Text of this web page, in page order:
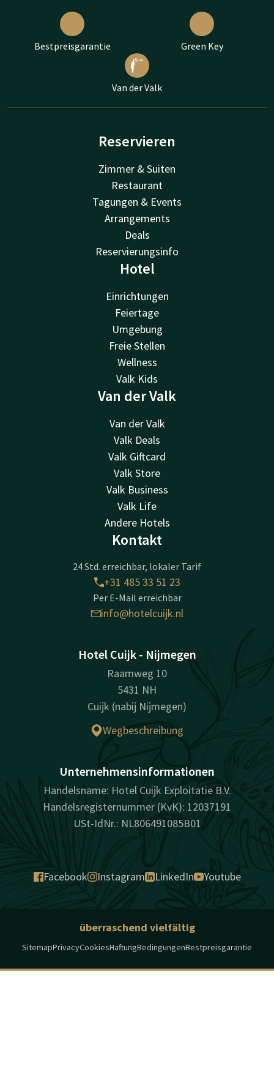
Bestpreisgarantie Green Key
Van der Valk
Reservieren
Zimmer & Suiten
Restaurant
Tagungen & Events
Arrangements
Deals
Reservierungsinfo
Hotel
Einrichtungen
Feiertage
Umgebung
Freie Stellen
Wellness
Valk Kids
Van der Valk
Van der Valk
Valk Deals
Valk Giftcard
Valk Store
Valk Business
Valk Life
Andere Hotels
Kontakt
24 Std. erreichbar, lokaler Tarif
+31 485 33 51 23
Per E-Mail erreichbar
info@hotelcuijk.nl
Hotel Cuijk - Nijmegen
Raamweg 10
5431 NH
Cuijk (nabij Nijmegen)
Wegbeschreibung
Unternehmensinformationen
Handelsname: Hotel Cuijk Exploitatie B.V.
Handelsregisternummer (KvK): 12037191
USt-IdNr.: NL806491085B01
Facebook Instagram LinkedIn Youtube
überraschend vielfältig
SitemapPrivacyCookiesHaftungBedingungenBestpreisgarantie